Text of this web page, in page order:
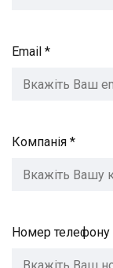
Email *
Компанія *
Номер телефону